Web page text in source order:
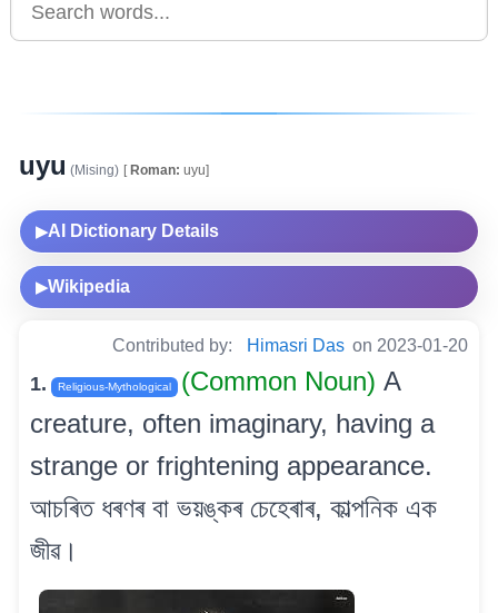
uyu (Mising) [Roman: uyu]
▶AI Dictionary Details
▶Wikipedia
Contributed by: Himasri Das on 2023-01-20
1. Religious-Mythological (Common Noun) A
creature, often imaginary, having a
strange or frightening appearance.
আচৰিত ধৰণৰ বা ভয়ঙ্কৰ চেহেৰাৰ, কাল্পনিক এক
জীৱ।